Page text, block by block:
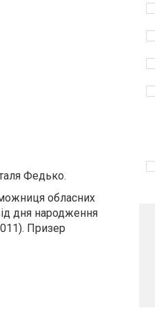
Федько.
обласних
дня народження
Призер